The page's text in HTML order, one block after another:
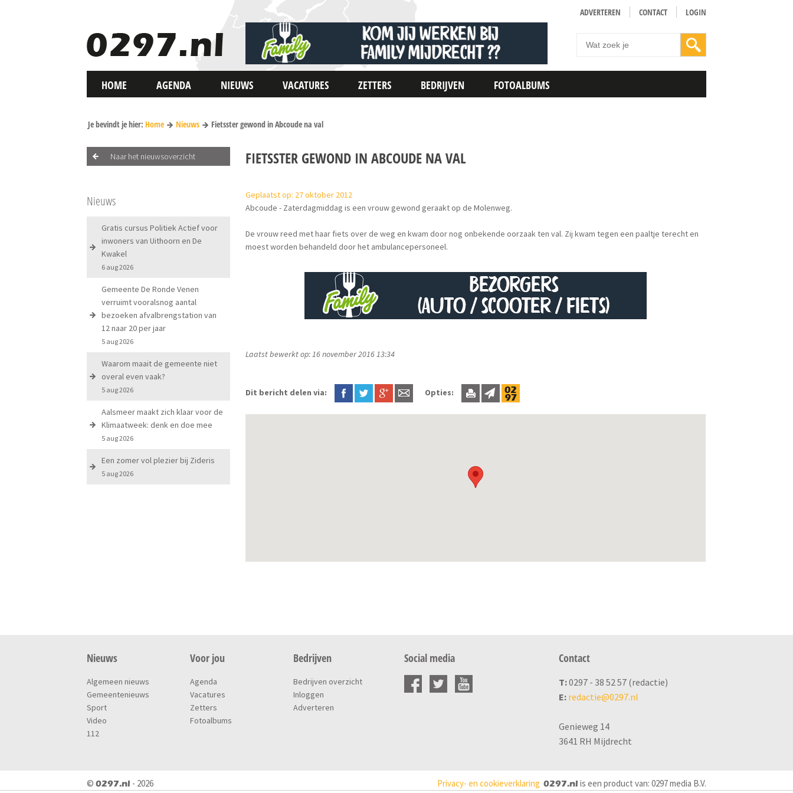
ADVERTEREN CONTACT LOGIN
HOME AGENDA NIEUWS VACATURES ZETTERS BEDRIJVEN FOTOALBUMS
Je bevindt je hier: Home Nieuws Fietsster gewond in Abcoude na val
Naar het nieuwsoverzicht
Nieuws
Gratis cursus Politiek Actief voor
inwoners van Uithoorn en De
Kwakel
6 aug 2026
Gemeente De Ronde Venen
verruimt vooralsnog aantal
bezoeken afvalbrengstation van
12 naar 20 per jaar
5 aug 2026
Waarom maait de gemeente niet
overal even vaak?
5 aug 2026
Aalsmeer maakt zich klaar voor de
Klimaatweek: denk en doe mee
5 aug 2026
Een zomer vol plezier bij Zideris
5 aug 2026
FIETSSTER GEWOND IN ABCOUDE NA VAL
Geplaatst op: 27 oktober 2012
Abcoude - Zaterdagmiddag is een vrouw gewond geraakt op de Molenweg.
De vrouw reed met haar fiets over de weg en kwam door nog onbekende oorzaak ten val. Zij kwam tegen een paaltje terecht en
moest worden behandeld door het ambulancepersoneel.
Laatst bewerkt op: 16 november 2016 13:34
Dit bericht delen via: Opties:
Nieuws
Algemeen nieuws
Gemeentenieuws
Sport
Video
112
Voor jou
Agenda
Vacatures
Zetters
Fotoalbums
Bedrijven
Bedrijven overzicht
Inloggen
Adverteren
Social media Contact
T:0297 - 38 52 57 (redactie)
E: redactie@0297.nl
Genieweg 14
3641 RH Mijdrecht
©0297.nl - 2026 Privacy- en cookieverklaring 0297.nl is een product van: 0297 media B.V.